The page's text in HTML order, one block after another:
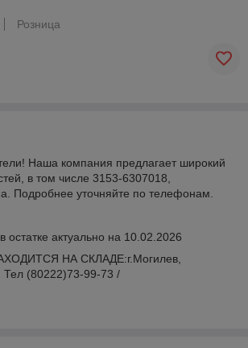
Розница
Наша компания предлагает широкий
в том числе 3153-6307018,
Подробнее уточняйте по телефонам.
остатке актуально на 10.02.2026
НА СКЛАДE:г.Могилев,
Тел (80222)73-99-73 /